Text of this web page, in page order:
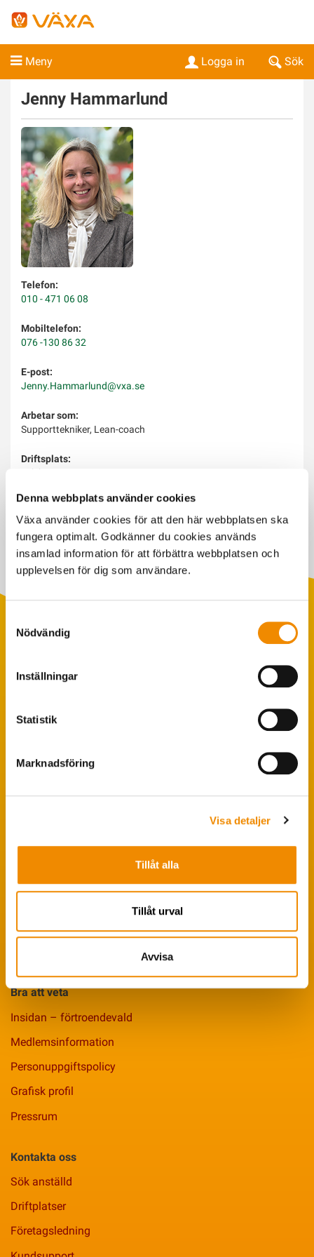
Denna webbplats använder cookies
Växa använder cookies för att den här webbplatsen ska
fungera optimalt. Godkänner du cookies används
insamlad information för att förbättra webbplatsen och
upplevelsen för dig som användare.
Nödvändig
Inställningar
Statistik
Marknadsföring
Visa detaljer
Tillåt alla
Tillåt urval
Avvisa
Meny Sök
Logga in
Jenny Hammarlund
Telefon:
010 - 471 06 08
Mobiltelefon:
076 -130 86 32
E-post:
Jenny.Hammarlund@vxa.se
Arbetar som:
Supporttekniker, Lean-coach
Driftsplats:
Eskilstuna
Arbetar med:
Kundsupport, Ledarskap, Ledarpraktikan
Avbytarservice
Kokontrollen
Ledarpraktikan
Bra att veta
Insidan – förtroendevald
Medlemsinformation
Personuppgiftspolicy
Grafisk profil
Pressrum
Kontakta oss
Sök anställd
Driftplatser
Företagsledning